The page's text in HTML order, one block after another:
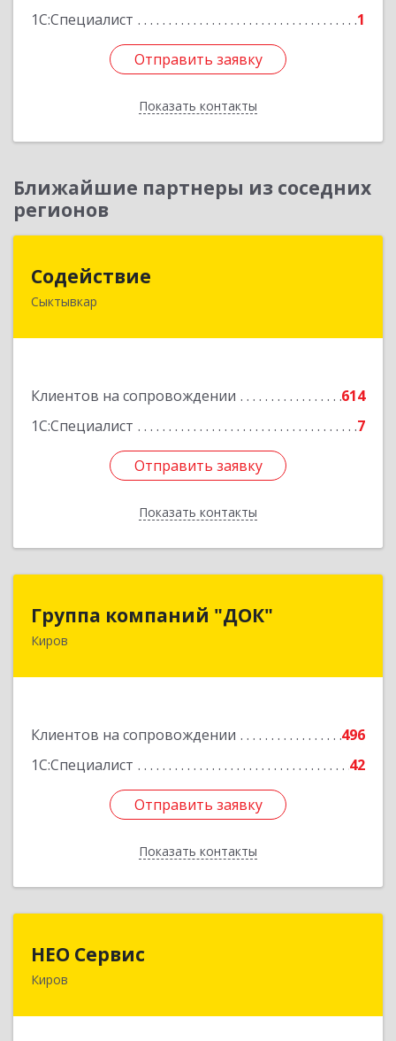
1С:Специалист
1
Отправить заявку
Показать контакты
Отправить заявку
Назад
Ближайшие партнеры из соседних
регионов
Содействие
Сыктывкар
Клиентов на сопровождении
614
1С:Специалист
7
Отправить заявку
Показать контакты
167004, Коми Респ, Сыктывкар г, Первомайская
Отправить заявку
Назад
Группа компаний "ДОК"
Киров
Клиентов на сопровождении
496
1С:Специалист
42
Отправить заявку
Показать контакты
Группа компаний "ДОК"
610017, Кировская обл, Киров г, Горького ул,
Отправить заявку
Назад
НЕО Сервис
Киров610045, Кировская обл, Киров г, Ульяновская